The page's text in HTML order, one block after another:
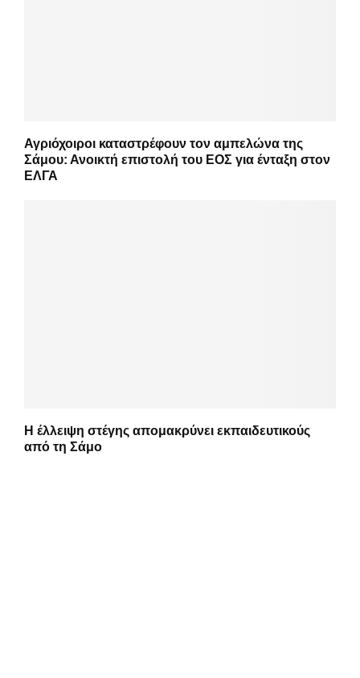
Αγριόχοιροι καταστρέφουν τον αμπελώνα της
Σάμου: Ανοικτή επιστολή του ΕΟΣ για ένταξη στον
ΕΛΓΑ
Η έλλειψη στέγης απομακρύνει εκπαιδευτικούς
από τη Σάμο